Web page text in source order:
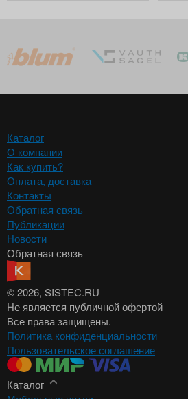
Каталог
О компании
Как купить?
Оплата, доставка
Контакты
Обратная связь
Публикации
Новости
Обратная связь
© 2026, SISTEC.RU
Не является публичной офертой
Все права защищены.
Политика конфиденциальности
Пользовательское соглашение
Каталог